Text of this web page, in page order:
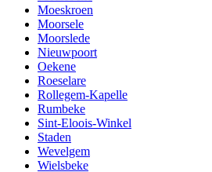
Moeskroen
Moorsele
Moorslede
Nieuwpoort
Oekene
Roeselare
Rollegem-Kapelle
Rumbeke
Sint-Eloois-Winkel
Staden
Wevelgem
Wielsbeke